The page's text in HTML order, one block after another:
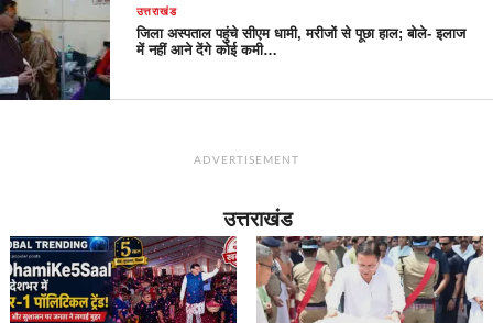
उत्तराखंड
जिला अस्पताल पहुंचे सीएम धामी, मरीजों से पूछा हाल; बोले- इलाज
में नहीं आने देंगे कोई कमी…
ADVERTISEMENT
उत्तराखंड